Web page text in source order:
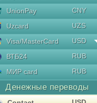
UnionPay
CNY
Uzcard
UZS
Visa/MasterCard
USD
ВТБ24
RUB
МИР card
RUB
Денежные переводы